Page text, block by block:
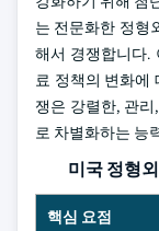
는 전문화한 정형
해서 경쟁합니다.
료 정책의 변화에
쟁은 강렬한, 관
로 차별화하는 능
미국 정형
핵심 요점